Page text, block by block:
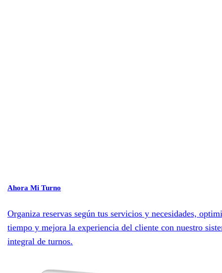
Ahora Mi Turno
Organiza reservas según tus servicios y necesidades,
tiempo y mejora la experiencia del cliente con nuestro
integral de turnos.